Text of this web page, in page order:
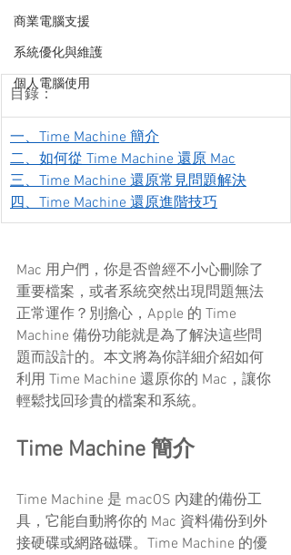
商業電腦支援
系統優化與維護
個人電腦使用
目錄：
一、Time Machine 簡介
二、如何從 Time Machine 還原 Mac
三、Time Machine 還原常見問題解決
四、Time Machine 還原進階技巧
Mac 用户們，你是否曾經不小心刪除了
重要檔案，或者系統突然出現問題無法
正常運作？別擔心，Apple 的 Time
Machine 備份功能就是為了解決這些問
題而設計的。本文將為你詳細介紹如何
利用 Time Machine 還原你的 Mac，讓你
輕鬆找回珍貴的檔案和系統。
Time Machine 簡介
Time Machine 是 macOS 內建的備份工
具，它能自動將你的 Mac 資料備份到外
接硬碟或網路磁碟。Time Machine 的優